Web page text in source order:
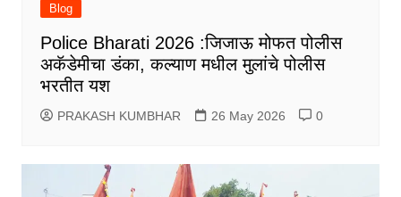
Blog
Police Bharati 2026 :जिजाऊ मोफत पोलीस
अकॅडेमीचा डंका, कल्याण मधील मुलांचे पोलीस
भरतीत यश
PRAKASH KUMBHAR 26 May 2026 0